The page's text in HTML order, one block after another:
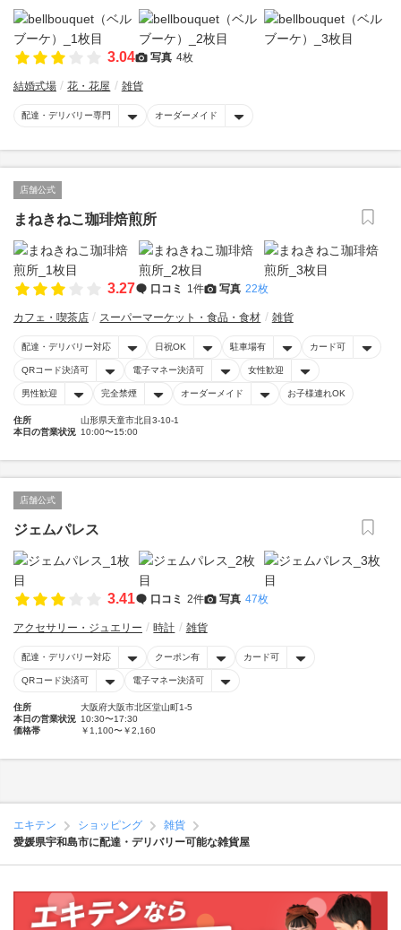
3.04 写真 4枚
結婚式場 花・花屋 雑貨
配達・デリバリー専門 オーダーメイド
店舗公式
まねきねこ珈琲焙煎所
3.27 口コミ 1件 写真 22枚
カフェ・喫茶店 スーパーマーケット・食品・食材 雑貨
配達・デリバリー対応 日祝OK 駐車場有 カード可
QRコード決済可 電子マネー決済可 女性歓迎
男性歓迎 完全禁煙 オーダーメイド お子様連れOK
住所
山形県天童市北目3-10-1
本日の営業状況 10:00〜15:00
店舗公式
ジェムパレス
3.41 口コミ 2件 写真 47枚
アクセサリー・ジュエリー 時計 雑貨
配達・デリバリー対応 クーポン有 カード可
QRコード決済可 電子マネー決済可
住所
大阪府大阪市北区堂山町1-5
本日の営業状況 10:30〜17:30
価格帯
￥1,100〜￥2,160
エキテン ショッピング
雑貨
愛媛県宇和島市に配達・デリバリー可能な雑貨屋